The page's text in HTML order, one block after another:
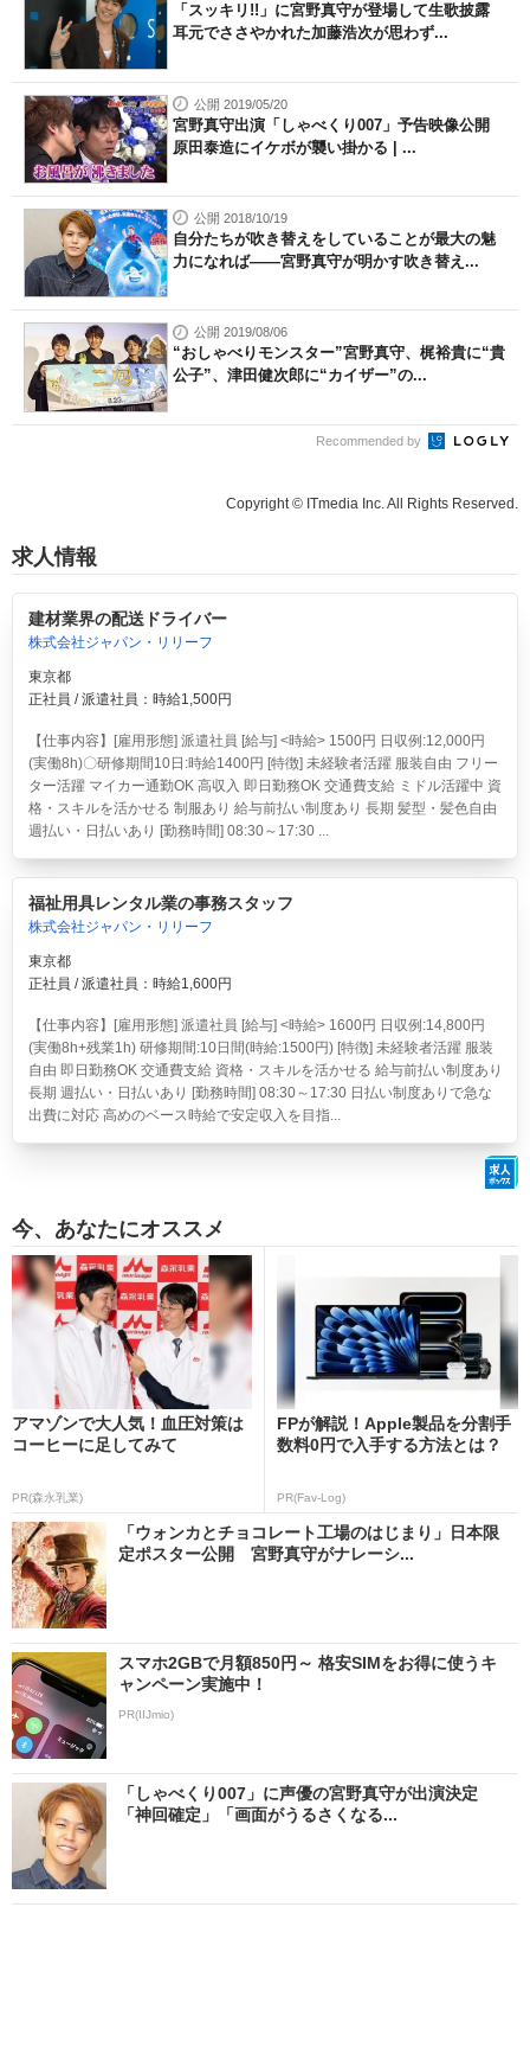
「スッキリ!!」に宮野真守が登場して生歌披露
耳元でささやかれた加藤浩次が思わず...
公開 2019/05/20
宮野真守出演「しゃべくり007」予告映像公開
原田泰造にイケボが襲い掛かる | ...
公開 2018/10/19
自分たちが吹き替えをしていることが最大の魅
力になれば――宮野真守が明かす吹き替え...
公開 2019/08/06
“おしゃべりモンスター”宮野真守、梶裕貴に“貴
公子”、津田健次郎に“カイザー”の...
Recommended by
Copyright © ITmedia Inc. All Rights Reserved.
求人情報
建材業界の配送ドライバー
株式会社ジャパン・リリーフ
東京都
正社員 / 派遣社員：時給1,500円
【仕事内容】[雇用形態] 派遣社員 [給与] <時給> 1500円 日収例:12,000円
(実働8h)〇研修期間10日:時給1400円 [特徴] 未経験者活躍 服装自由 フリー
ター活躍 マイカー通勤OK 高収入 即日勤務OK 交通費支給 ミドル活躍中 資
格・スキルを活かせる 制服あり 給与前払い制度あり 長期 髪型・髪色自由
週払い・日払いあり [勤務時間] 08:30～17:30 ...
福祉用具レンタル業の事務スタッフ
株式会社ジャパン・リリーフ
東京都
正社員 / 派遣社員：時給1,600円
【仕事内容】[雇用形態] 派遣社員 [給与] <時給> 1600円 日収例:14,800円
(実働8h+残業1h) 研修期間:10日間(時給:1500円) [特徴] 未経験者活躍 服装
自由 即日勤務OK 交通費支給 資格・スキルを活かせる 給与前払い制度あり
長期 週払い・日払いあり [勤務時間] 08:30～17:30 日払い制度ありで急な
出費に対応 高めのベース時給で安定収入を目指...
今、あなたにオススメ
アマゾンで大人気！血圧対策は
コーヒーに足してみて
PR(森永乳業)
FPが解説！Apple製品を分割手
数料0円で入手する方法とは？
PR(Fav-Log)
「ウォンカとチョコレート工場のはじまり」日本限
定ポスター公開 宮野真守がナレーシ...
スマホ2GBで月額850円～ 格安SIMをお得に使うキ
ャンペーン実施中！
PR(IIJmio)
「しゃべくり007」に声優の宮野真守が出演決定
「神回確定」「画面がうるさくなる...